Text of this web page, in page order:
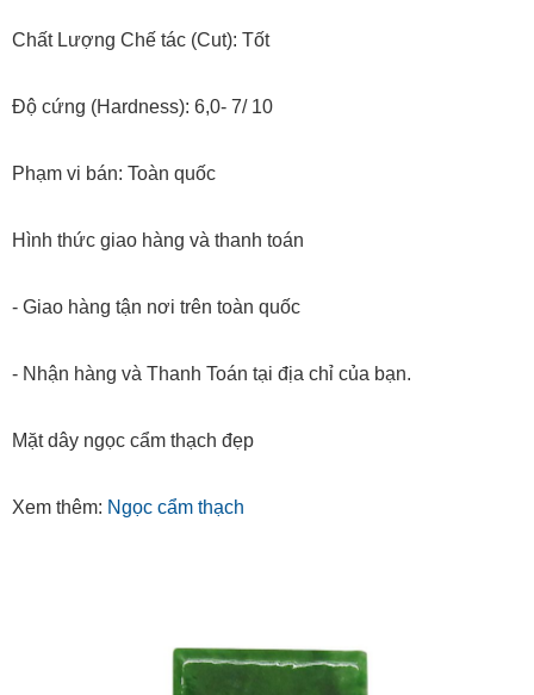
Chất Lượng Chế tác (Cut): Tốt
Độ cứng (Hardness): 6,0- 7/ 10
Phạm vi bán: Toàn quốc
Hình thức giao hàng và thanh toán
- Giao hàng tận nơi trên toàn quốc
- Nhận hàng và Thanh Toán tại địa chỉ của bạn.
Mặt dây ngọc cẩm thạch đẹp
Xem thêm: Ngọc cẩm thạch